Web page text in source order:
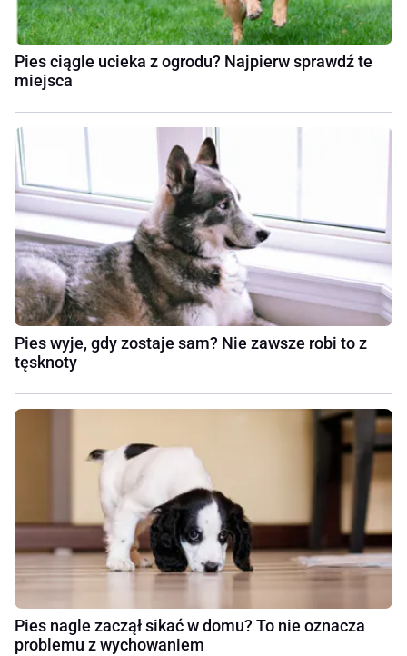
Pies ciągle ucieka z ogrodu? Najpierw sprawdź te
miejsca
Pies wyje, gdy zostaje sam? Nie zawsze robi to z
tęsknoty
Pies nagle zaczął sikać w domu? To nie oznacza
problemu z wychowaniem